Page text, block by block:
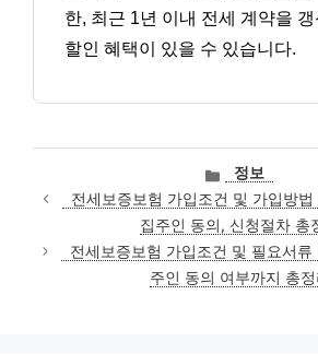
한, 최근 1년 이내 전세 계약을
할인 혜택이 있을 수 있습니다.
카
테
고
리
정보
전세보증보험 가입조건 및 가입방
집주인 동의, 신청절차 총
전세보증보험 가입조건 및 필요서
주인 동의 여부까지 총정